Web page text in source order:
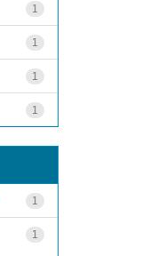
1
1
1
1
1
1